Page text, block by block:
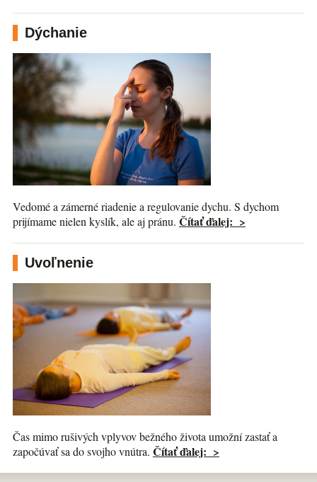
Dýchanie
Vedomé a zámerné riadenie a regulovanie dychu. S dychom
prijímame nielen kyslík, ale aj pránu. Čítať ďalej: >
Uvoľnenie
Čas mimo rušivých vplyvov bežného života umožní zastať a
započúvať sa do svojho vnútra. Čítať ďalej: >